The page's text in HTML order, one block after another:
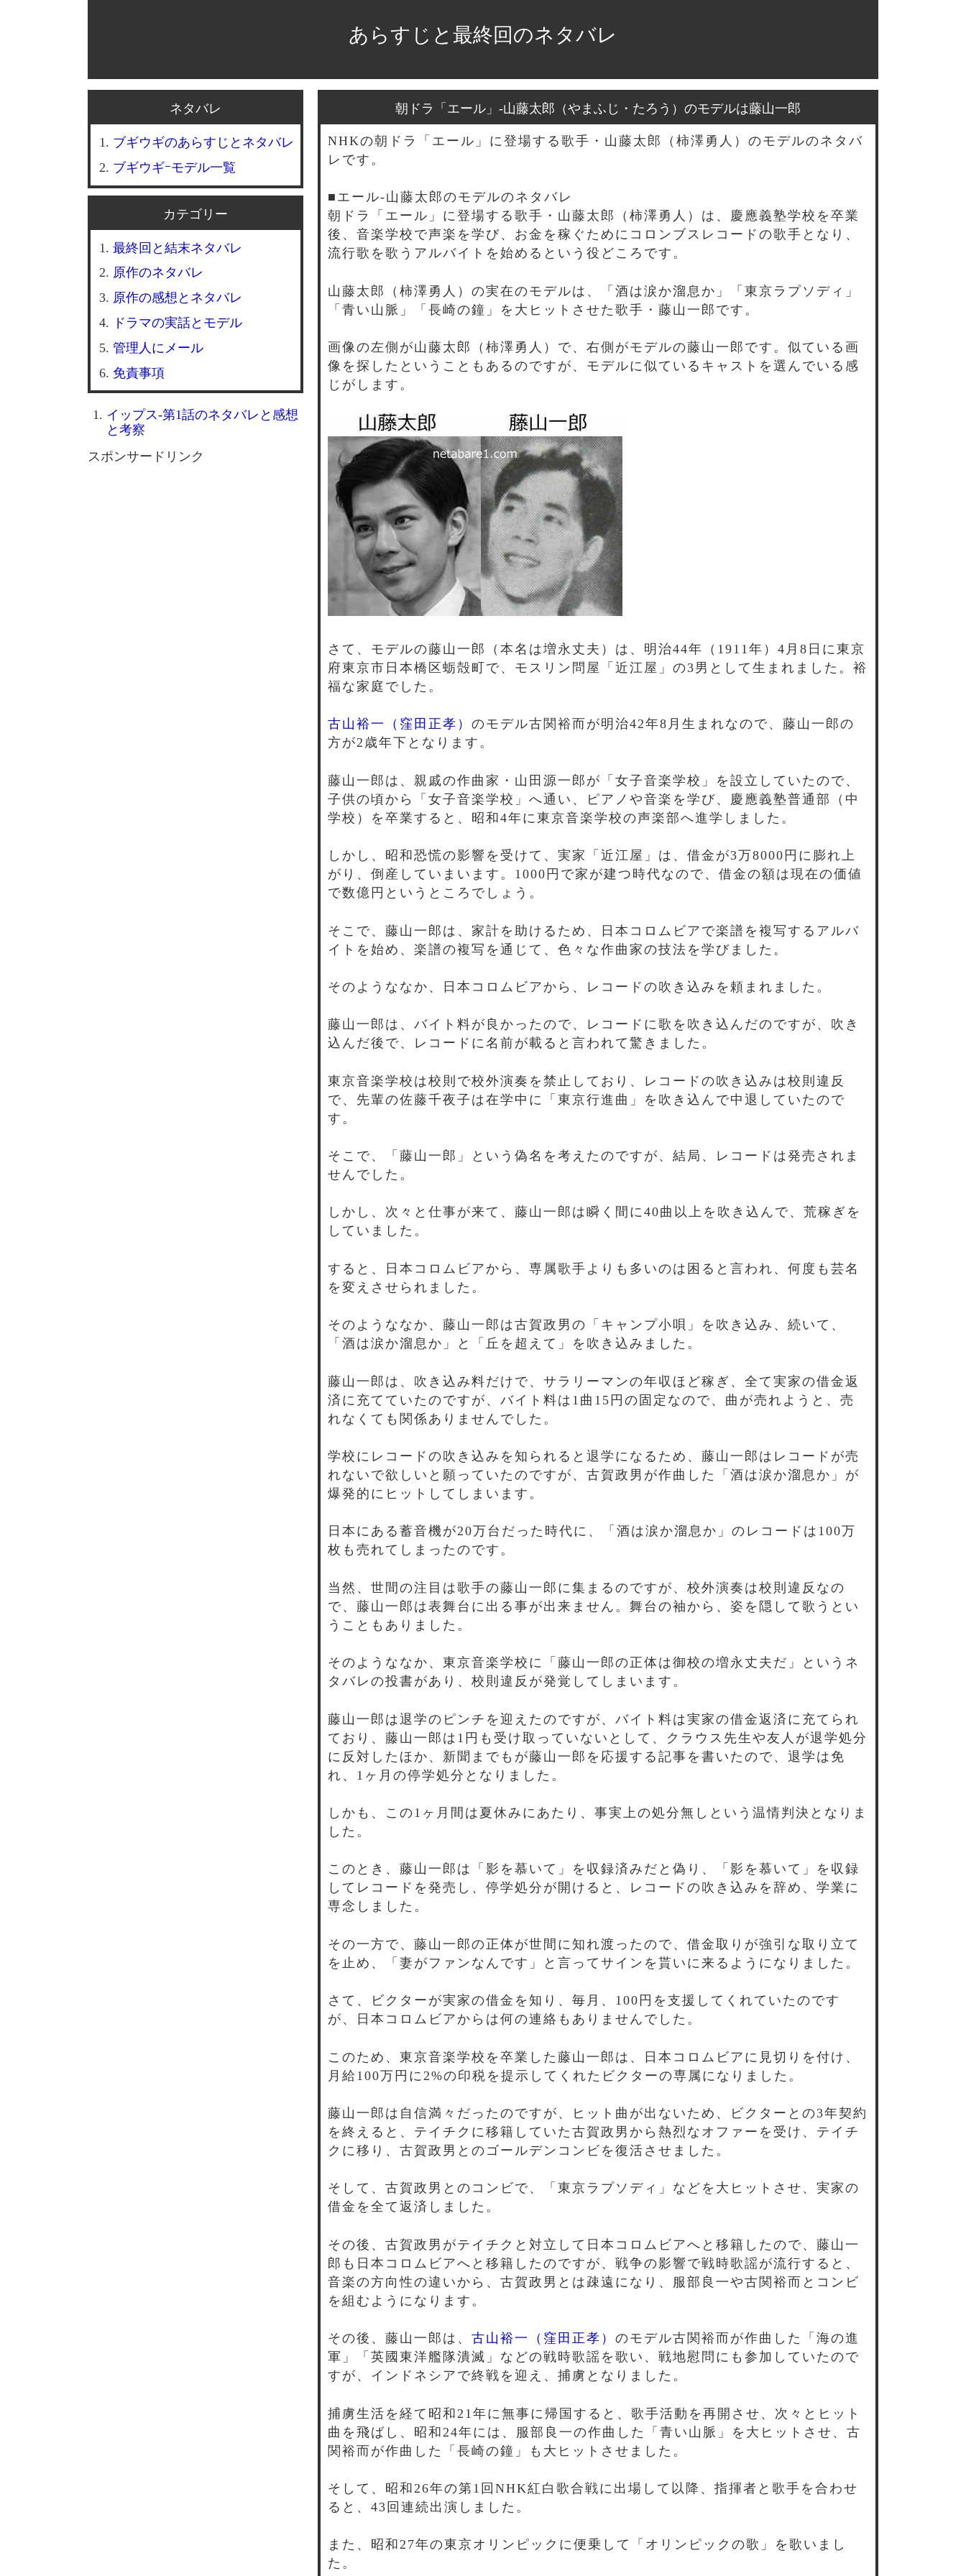
あらすじと最終回のネタバレ
朝ドラ「エール」-山藤太郎（やまふじ・たろう）のモデルは藤山一郎
NHKの朝ドラ「エール」に登場する歌手・山藤太郎（柿澤勇人）のモデルのネタバ
レです。
■エール-山藤太郎のモデルのネタバレ
朝ドラ「エール」に登場する歌手・山藤太郎（柿澤勇人）は、慶應義塾学校を卒業
後、音楽学校で声楽を学び、お金を稼ぐためにコロンブスレコードの歌手となり、
流行歌を歌うアルバイトを始めるという役どころです。
山藤太郎（柿澤勇人）の実在のモデルは、「酒は涙か溜息か」「東京ラプソディ」
「青い山脈」「長崎の鐘」を大ヒットさせた歌手・藤山一郎です。
画像の左側が山藤太郎（柿澤勇人）で、右側がモデルの藤山一郎です。似ている画
像を探したということもあるのですが、モデルに似ているキャストを選んでいる感
じがします。
さて、モデルの藤山一郎（本名は増永丈夫）は、明治44年（1911年）4月8日に東京
府東京市日本橋区蛎殻町で、モスリン問屋「近江屋」の3男として生まれました。裕
福な家庭でした。
古山裕一（窪田正孝） のモデル古関裕而が明治42年8月生まれなので、藤山一郎の
方が2歳年下となります。
藤山一郎は、親戚の作曲家・山田源一郎が「女子音楽学校」を設立していたので、
子供の頃から「女子音楽学校」へ通い、ピアノや音楽を学び、慶應義塾普通部（中
学校）を卒業すると、昭和4年に東京音楽学校の声楽部へ進学しました。
しかし、昭和恐慌の影響を受けて、実家「近江屋」は、借金が3万8000円に膨れ上
がり、倒産していまいます。1000円で家が建つ時代なので、借金の額は現在の価値
で数億円というところでしょう。
そこで、藤山一郎は、家計を助けるため、日本コロムビアで楽譜を複写するアルバ
イトを始め、楽譜の複写を通じて、色々な作曲家の技法を学びました。
そのようななか、日本コロムビアから、レコードの吹き込みを頼まれました。
藤山一郎は、バイト料が良かったので、レコードに歌を吹き込んだのですが、吹き
込んだ後で、レコードに名前が載ると言われて驚きました。
東京音楽学校は校則で校外演奏を禁止しており、レコードの吹き込みは校則違反
で、先輩の佐藤千夜子は在学中に「東京行進曲」を吹き込んで中退していたので
す。
そこで、「藤山一郎」という偽名を考えたのですが、結局、レコードは発売されま
せんでした。
しかし、次々と仕事が来て、藤山一郎は瞬く間に40曲以上を吹き込んで、荒稼ぎを
していました。
すると、日本コロムビアから、専属歌手よりも多いのは困ると言われ、何度も芸名
を変えさせられました。
そのようななか、藤山一郎は古賀政男の「キャンプ小唄」を吹き込み、続いて、
「酒は涙か溜息か」と「丘を超えて」を吹き込みました。
藤山一郎は、吹き込み料だけで、サラリーマンの年収ほど稼ぎ、全て実家の借金返
済に充てていたのですが、バイト料は1曲15円の固定なので、曲が売れようと、売
れなくても関係ありませんでした。
学校にレコードの吹き込みを知られると退学になるため、藤山一郎はレコードが売
れないで欲しいと願っていたのですが、古賀政男が作曲した「酒は涙か溜息か」が
爆発的にヒットしてしまいます。
日本にある蓄音機が20万台だった時代に、「酒は涙か溜息か」のレコードは100万
枚も売れてしまったのです。
当然、世間の注目は歌手の藤山一郎に集まるのですが、校外演奏は校則違反なの
で、藤山一郎は表舞台に出る事が出来ません。舞台の袖から、姿を隠して歌うとい
うこともありました。
そのようななか、東京音楽学校に「藤山一郎の正体は御校の増永丈夫だ」というネ
タバレの投書があり、校則違反が発覚してしまいます。
藤山一郎は退学のピンチを迎えたのですが、バイト料は実家の借金返済に充てられ
ており、藤山一郎は1円も受け取っていないとして、クラウス先生や友人が退学処分
に反対したほか、新聞までもが藤山一郎を応援する記事を書いたので、退学は免
れ、1ヶ月の停学処分となりました。
しかも、この1ヶ月間は夏休みにあたり、事実上の処分無しという温情判決となりま
した。
このとき、藤山一郎は「影を慕いて」を収録済みだと偽り、「影を慕いて」を収録
してレコードを発売し、停学処分が開けると、レコードの吹き込みを辞め、学業に
専念しました。
その一方で、藤山一郎の正体が世間に知れ渡ったので、借金取りが強引な取り立て
を止め、「妻がファンなんです」と言ってサインを貰いに来るようになりました。
さて、ビクターが実家の借金を知り、毎月、100円を支援してくれていたのです
が、日本コロムビアからは何の連絡もありませんでした。
このため、東京音楽学校を卒業した藤山一郎は、日本コロムビアに見切りを付け、
月給100万円に2%の印税を提示してくれたビクターの専属になりました。
藤山一郎は自信満々だったのですが、ヒット曲が出ないため、ビクターとの3年契約
を終えると、テイチクに移籍していた古賀政男から熱烈なオファーを受け、テイチ
クに移り、古賀政男とのゴールデンコンビを復活させました。
そして、古賀政男とのコンビで、「東京ラプソディ」などを大ヒットさせ、実家の
借金を全て返済しました。
その後、古賀政男がテイチクと対立して日本コロムビアへと移籍したので、藤山一
郎も日本コロムビアへと移籍したのですが、戦争の影響で戦時歌謡が流行すると、
音楽の方向性の違いから、古賀政男とは疎遠になり、服部良一や古関裕而とコンビ
を組むようになります。
その後、藤山一郎は、 古山裕一（窪田正孝） のモデル古関裕而が作曲した「海の進
軍」「英國東洋艦隊潰滅」などの戦時歌謡を歌い、戦地慰問にも参加していたので
すが、インドネシアで終戦を迎え、捕虜となりました。
捕虜生活を経て昭和21年に無事に帰国すると、歌手活動を再開させ、次々とヒット
曲を飛ばし、昭和24年には、服部良一の作曲した「青い山脈」を大ヒットさせ、古
関裕而が作曲した「長崎の鐘」も大ヒットさせました。
そして、昭和26年の第1回NHK紅白歌合戦に出場して以降、指揮者と歌手を合わせ
ると、43回連続出演しました。
また、昭和27年の東京オリンピックに便乗して「オリンピックの歌」を歌いまし
た。
ネタバレ
ブギウギのあらすじとネタバレ
ブギウギｰモデル一覧
カテゴリー
最終回と結末ネタバレ
原作のネタバレ
原作の感想とネタバレ
ドラマの実話とモデル
管理人にメール
免責事項
イップス-第1話のネタバレと感想
と考察
スポンサードリンク